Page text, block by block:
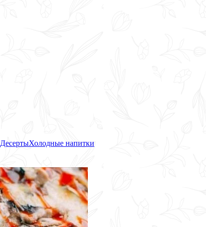
ДесертыХолодные напитки